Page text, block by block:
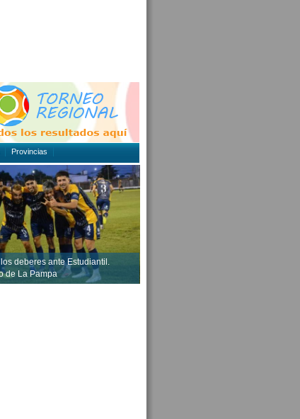
Provincias
deberes ante Estudiantil.
de La Pampa